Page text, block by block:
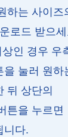
하는 사이즈
로드 받으
인 경우 우
을 눌러 원하
뒤 상단의
튼을 누르면
니다.